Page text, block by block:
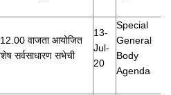
12.00 वाजता आयोजित
सर्वसाधारण सभेची
13-
Jul-
20
Special
General
Body
Agenda